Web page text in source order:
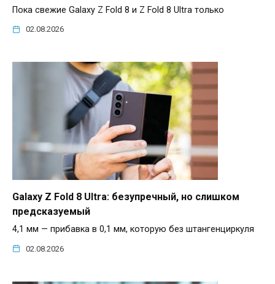
Пока свежие Galaxy Z Fold 8 и Z Fold 8 Ultra только
02.08.2026
Galaxy Z Fold 8 Ultra: безупречный, но слишком
предсказуемый
4,1 мм — прибавка в 0,1 мм, которую без штангенциркуля
02.08.2026